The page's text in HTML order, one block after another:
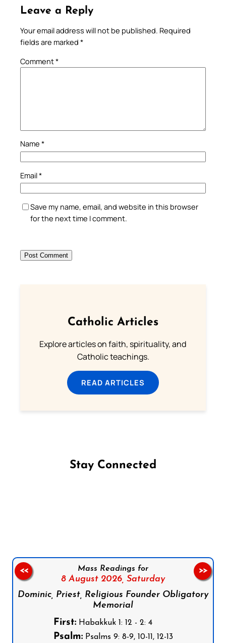
Leave a Reply
Your email address will not be published. Required
fields are marked *
Comment*
Name *
Email*
Save my name, email, and website in this browser
for the next time I comment.
Catholic Articles
Explore articles on faith, spirituality, and
Catholic teachings.
READ ARTICLES
Stay Connected
Mass Readings for
8 August 2026, Saturday
Dominic, Priest, Religious Founder Obligatory
Memorial
First:Habakkuk 1: 12 - 2: 4
Psalm:Psalms 9: 8-9, 10-11, 12-13
<< >>